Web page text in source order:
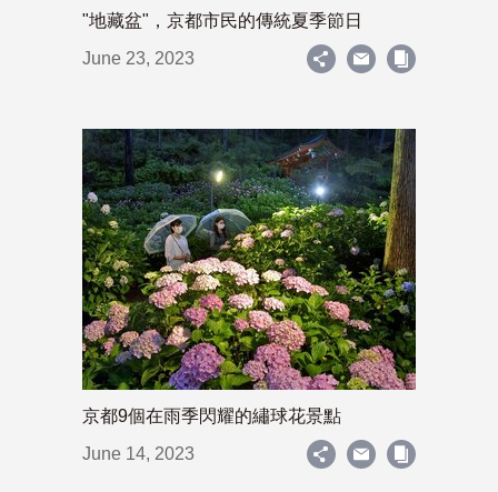
"地藏盆"，京都市民的傳統夏季節日
June 23, 2023
京都9個在雨季閃耀的繡球花景點
June 14, 2023